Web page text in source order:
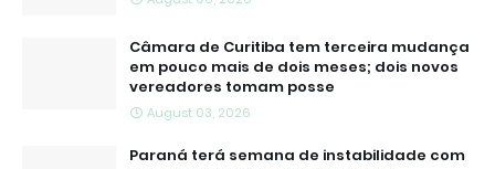
Câmara de Curitiba tem terceira mudança
em pouco mais de dois meses; dois novos
vereadores tomam posse
August 03, 2026
Paraná terá semana de instabilidade com